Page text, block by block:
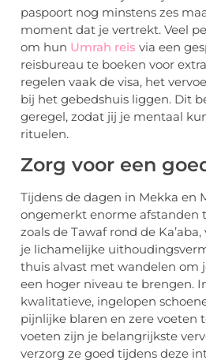
paspoort nog minstens zes
moment dat je vertrekt. Veel
om hun Umrah reis via een
reisbureau te boeken voor
regelen vaak de visa, het
bij het gebedshuis liggen. Dit
geregel, zodat jij je mentaal
rituelen.
Zorg voor een
Tijdens de dagen in Mekka en
ongemerkt enorme afstanden
zoals de Tawaf rond de
je lichamelijke
thuis alvast met wandelen om
een hoger niveau te brengen.
kwalitatieve, ingelopen
pijnlijke blaren en zere voeten
voeten zijn je belangrijkste
verzorg ze goed tijdens deze